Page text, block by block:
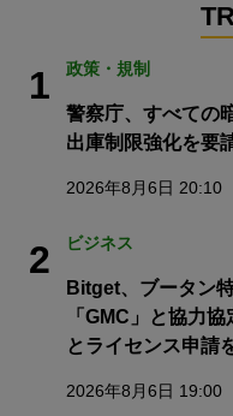
1 政策・規制
警察庁、すべての
出庫制限強化を要
2026年8月6日 20:10
2 ビジネス
Bitget、ブータン
「GMC」と協力
とライセンス申請
2026年8月6日 19:00